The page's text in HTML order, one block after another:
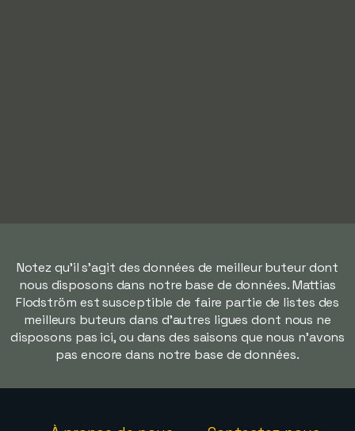
Notez qu'il s'agit des données de meilleur buteur dont
nous disposons dans notre base de données. Mattias
Flodström est susceptible de faire partie de listes des
meilleurs buteurs dans d'autres ligues dont nous ne
disposons pas ici, ou dans des saisons que nous n'avons
pas encore dans notre base de données.